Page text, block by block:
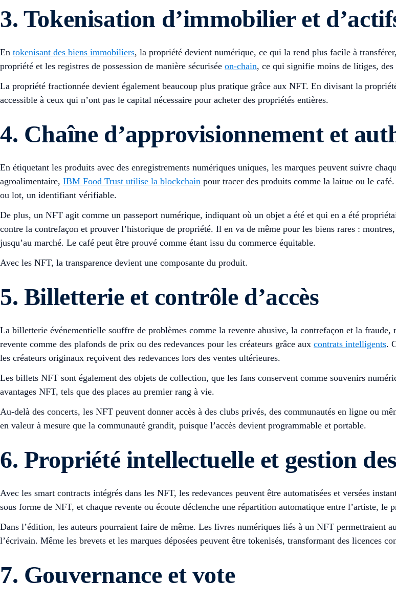
3. Tokenisation d’immobilier et
En tokenisant des biens immobiliers, la propriété devient numérique, ce qui la rend plus facile à
propriété et les registres de possession de manière sécurisée on-chain, ce qui signifie moins de litiges, des
La propriété fractionnée devient également beaucoup plus pratique grâce aux NFT. En divisant la
accessible à ceux qui n’ont pas le capital nécessaire pour acheter des propriétés entières.
4. Chaîne d’approvisionnement et
En étiquetant les produits avec des enregistrements numériques uniques, les marques peuvent suivre
agroalimentaire, IBM Food Trust utilise la blockchain pour tracer des produits comme la laitue ou le
ou lot, un identifiant vérifiable.
De plus, un NFT agit comme un passeport numérique, indiquant où un objet a été et qui en a été
contre la contrefaçon et prouver l’historique de propriété. Il en va de même pour les biens rares :
jusqu’au marché. Le café peut être prouvé comme étant issu du commerce équitable.
Avec les NFT, la transparence devient une composante du produit.
5. Billetterie et contrôle d’accès
La billetterie événementielle souffre de problèmes comme la revente abusive, la contrefaçon et la
revente comme des plafonds de prix ou des redevances pour les créateurs grâce aux contrats intelligents.
les créateurs originaux reçoivent des redevances lors des ventes ultérieures.
Les billets NFT sont également des objets de collection, que les fans conservent comme souvenirs
avantages NFT, tels que des places au premier rang à vie.
Au-delà des concerts, les NFT peuvent donner accès à des clubs privés, des communautés en ligne ou
en valeur à mesure que la communauté grandit, puisque l’accès devient programmable et portable.
6. Propriété intellectuelle et gestion
Avec les smart contracts intégrés dans les NFT, les redevances peuvent être automatisées et versées
sous forme de NFT, et chaque revente ou écoute déclenche une répartition automatique entre l’artiste, le
Dans l’édition, les auteurs pourraient faire de même. Les livres numériques liés à un NFT permettraient
l’écrivain. Même les brevets et les marques déposées peuvent être tokenisés, transformant des licences
7. Gouvernance et vote